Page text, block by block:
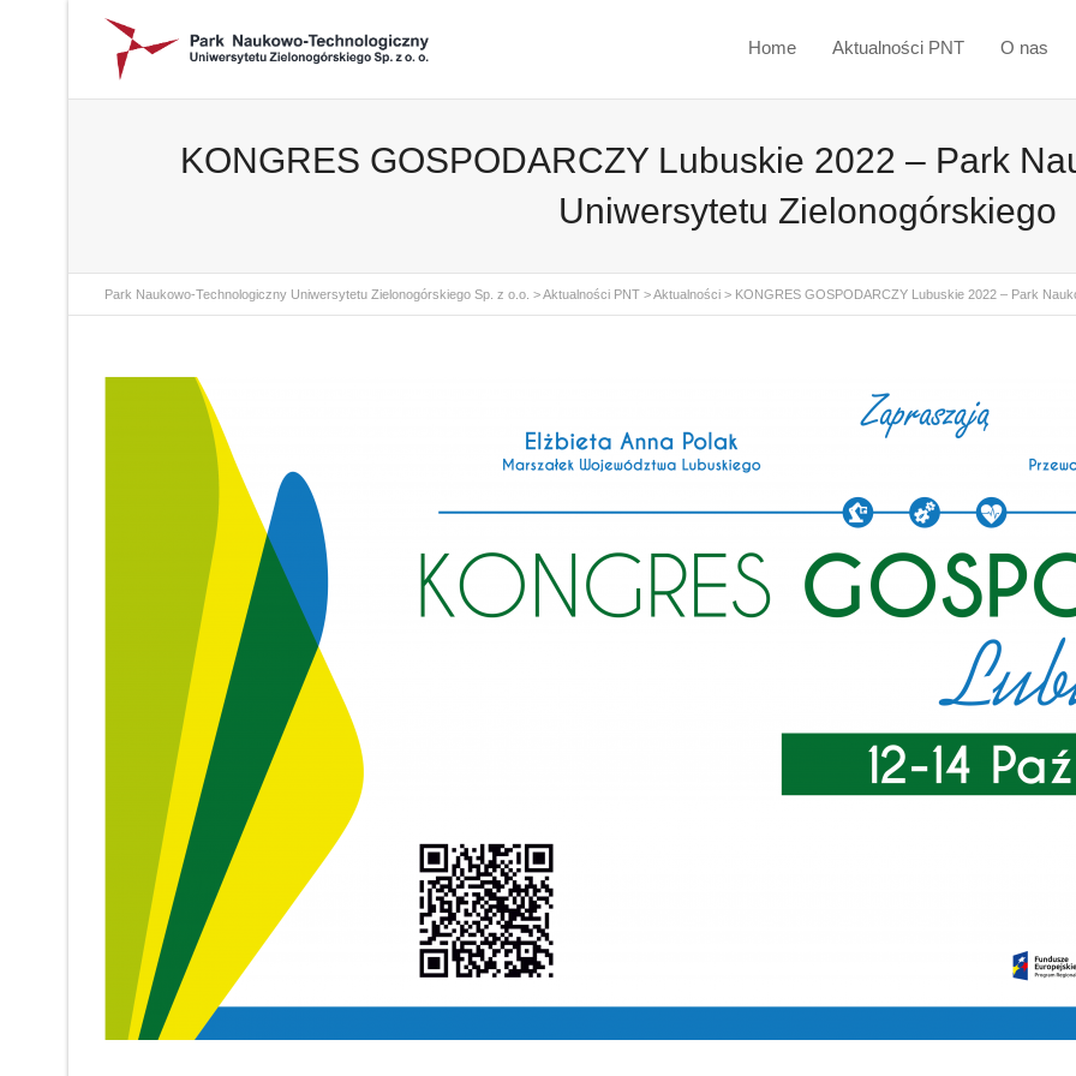
Home Aktualności PNT O nas
KONGRES GOSPODARCZY Lubuskie 2022 – Park
Uniwersytetu Zielonogórskiego
Park Naukowo-Technologiczny Uniwersytetu Zielonogórskiego Sp. z o.o. >Aktualności PNT >Aktualności > KONGRES GOSPODARCZY Lubuskie 2022 – Park